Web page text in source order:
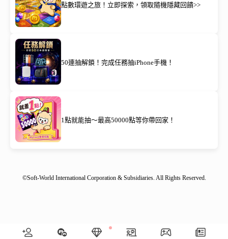
點數環遊之旅！立即探索，領取隨機隱藏回饋>>
50連抽解鎖！完成任務抽iPhone手機！
1點就能抽～最高50000點等你帶回家！
©Soft-World International Corporation & Subsidiaries. All Rights Reserved.